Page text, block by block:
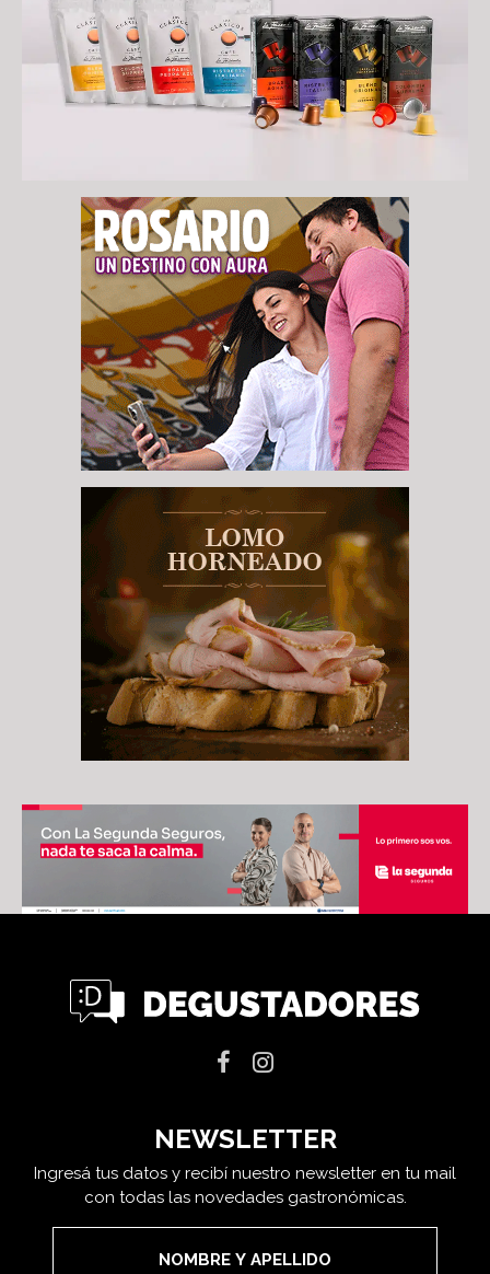
NEWSLETTER
Ingresá tus datos y recibí nuestro newsletter en tu mail
con todas las novedades gastronómicas.